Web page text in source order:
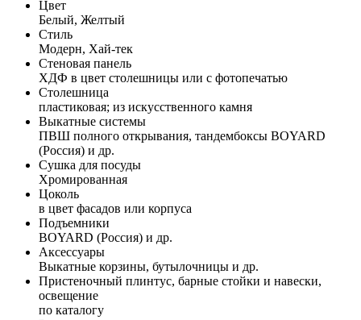
Цвет
Белый, Желтый
Стиль
Модерн, Хай-тек
Стеновая панель
ХДФ в цвет столешницы или с фотопечатью
Столешница
пластиковая; из искусственного камня
Выкатные системы
ПВШ полного открывания, тандембоксы BOYARD
(Россия) и др.
Сушка для посуды
Хромированная
Цоколь
в цвет фасадов или корпуса
Подъемники
BOYARD (Россия) и др.
Аксессуары
Выкатные корзины, бутылочницы и др.
Пристеночный плинтус, барные стойки и навески,
освещение
по каталогу